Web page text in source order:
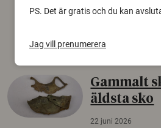
europeiska länder.
Gammalt
äldsta sko
22 juni 2026
PS. Det är gratis och du kan
Jag vill prenumerera